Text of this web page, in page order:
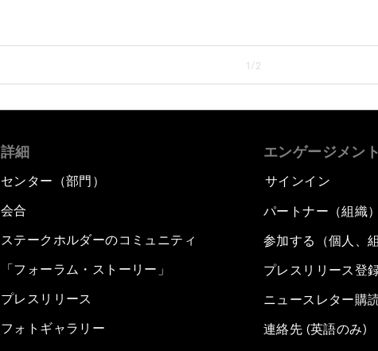
1/2
詳細
センター（部門）
会合
ステークホルダーのコミュニティ
「フォーラム・ストーリー」
プレスリリース
フォトギャラリー
エンゲージメント
サインイン
パートナー（組織
参加する（個人、組
プレスリリース登
ニュースレター購
連絡先 (英語のみ)